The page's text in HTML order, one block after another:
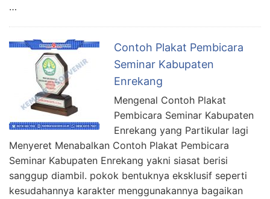
…
Contoh Plakat Pembicara
Seminar Kabupaten
Enrekang
Mengenal Contoh Plakat
Pembicara Seminar Kabupaten
Enrekang yang Partikular lagi
Menyeret Menabalkan Contoh Plakat Pembicara
Seminar Kabupaten Enrekang yakni siasat berisi
sanggup diambil. pokok bentuknya eksklusif seperti
kesudahannya karakter menggunakannya bagaikan